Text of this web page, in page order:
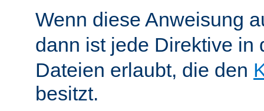
Wenn diese Anweisung
dann ist jede Direktive in
Dateien erlaubt, die den
besitzt.